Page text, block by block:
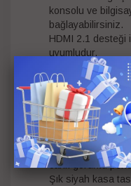
konsolu ve
bağlayabilirsiniz.
HDMI 2.1 desteği
uyumludur.
2 adet USB girişi
müzik ve fotoğraf
Bluetooth özelliği
hoparlör
Kulaklık girişi ile
deneyimi sunar.
LED görüntü
canlı görüntü
Şık siyah kasa